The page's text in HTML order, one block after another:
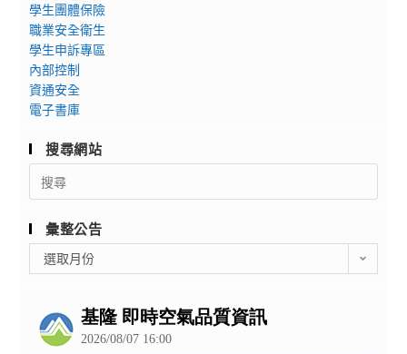
學生團體保險
職業安全衛生
學生申訴專區
內部控制
資通安全
電子書庫
搜尋網站
Search
for:
彙整公告
整
選取月份